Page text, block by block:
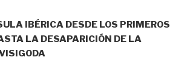
IBÉRICA DESDE LOS PRIMEROS
LA DESAPARICIÓN DE LA